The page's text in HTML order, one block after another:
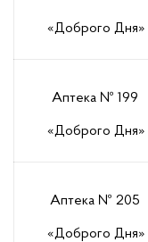
«Доброго Дня»
Аптека № 199
«Доброго Дня»
Аптека № 205
«Доброго Дня»